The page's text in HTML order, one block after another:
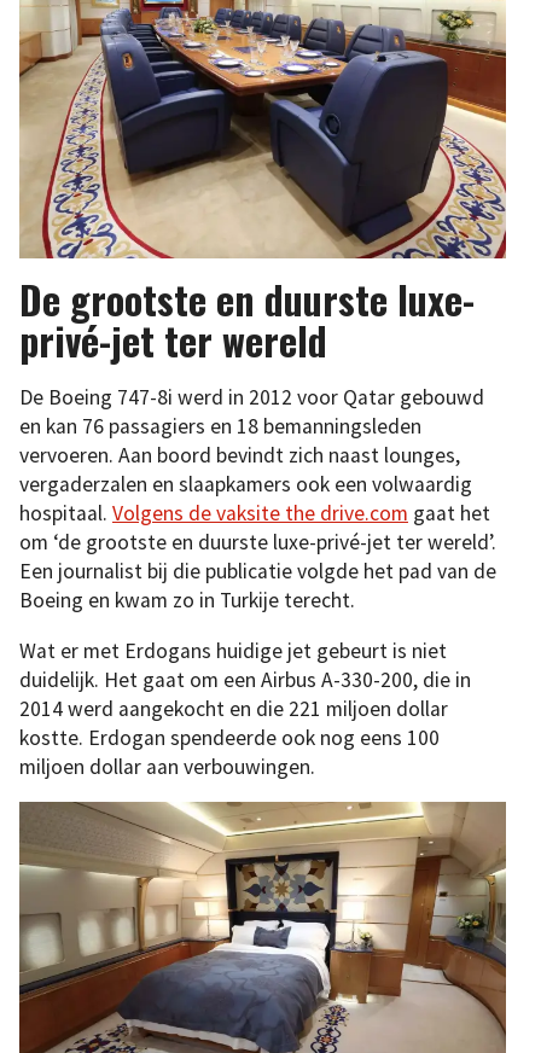
De grootste en duurste luxe-
privé-jet ter wereld
De Boeing 747-8i werd in 2012 voor Qatar gebouwd
en kan 76 passagiers en 18 bemanningsleden
vervoeren. Aan boord bevindt zich naast lounges,
vergaderzalen en slaapkamers ook een volwaardig
hospitaal. Volgens de vaksite the drive.com gaat het
om ‘de grootste en duurste luxe-privé-jet ter wereld’.
Een journalist bij die publicatie volgde het pad van de
Boeing en kwam zo in Turkije terecht.
Wat er met Erdogans huidige jet gebeurt is niet
duidelijk. Het gaat om een Airbus A-330-200, die in
2014 werd aangekocht en die 221 miljoen dollar
kostte. Erdogan spendeerde ook nog eens 100
miljoen dollar aan verbouwingen.